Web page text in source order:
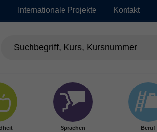
Internationale Projekte Kontakt
Sprachen Beruf